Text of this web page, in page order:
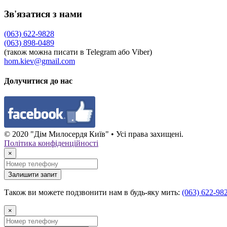
Зв'язатися з нами
(063) 622-9828
(063) 898-0489
(також можна писати в Telegram або Viber)
hom.kiev@gmail.com
Долучитися до нас
© 2020 "Дім Милосердя Київ" • Усі права захищені.
Політика конфіденційності
×
Залишити запит
Також ви можете подзвонити нам в будь-яку мить: (063) 622-
×